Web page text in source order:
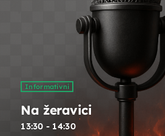
Opustite se uz odabrane glazbene
Blok dobre glazbe donosi lagane
strane pjesme koje prate vaše
Informativni
Na žeravici
13:30 - 14:30